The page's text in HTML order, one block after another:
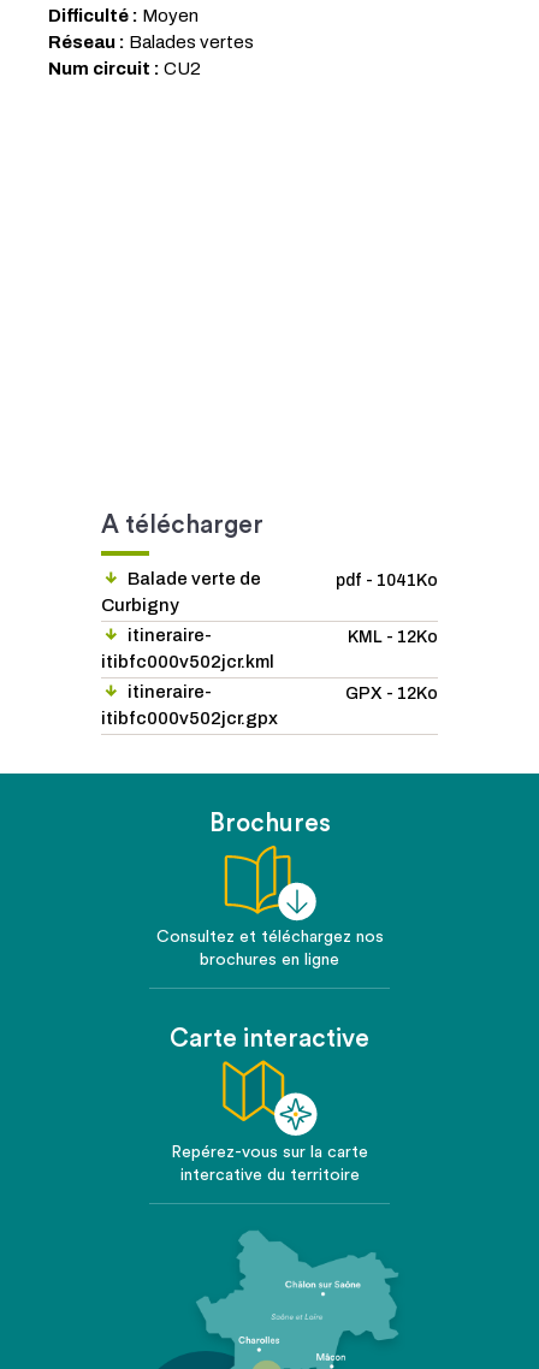
Difficulté : Moyen
Réseau : Balades vertes
Num circuit : CU2
A télécharger
Balade verte de
Curbigny
pdf - 1041Ko
itineraire-
itibfc000v502jcr.kml
KML - 12Ko
itineraire-
itibfc000v502jcr.gpx
GPX - 12Ko
Brochures
Consultez et téléchargez nos
brochures en ligne
Carte interactive
Repérez-vous sur la carte
intercative du territoire